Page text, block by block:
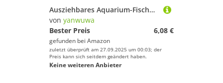
Ausziehbares Aquarium-Fischnetz mit rutschfestem Griff, korrosionsbeständig, Schutznetze für Aquarien, Reinigung von Fischtanks
von yanwuwa
Bester Preis
6,08 €
gefunden bei Amazon
zuletzt überprüft am 27.09.2025 um 00:03; der
Preis kann sich seitdem geändert haben.
Keine weiteren Anbieter